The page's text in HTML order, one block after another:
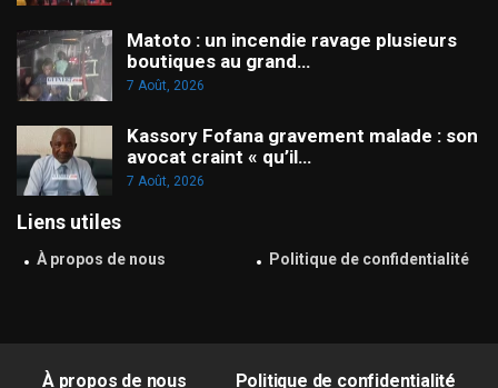
Matoto : un incendie ravage plusieurs
boutiques au grand…
7 Août, 2026
Kassory Fofana gravement malade : son
avocat craint « qu’il…
7 Août, 2026
Liens utiles
À propos de nous Politique de confidentialité
À propos de nous Politique de confidentialité